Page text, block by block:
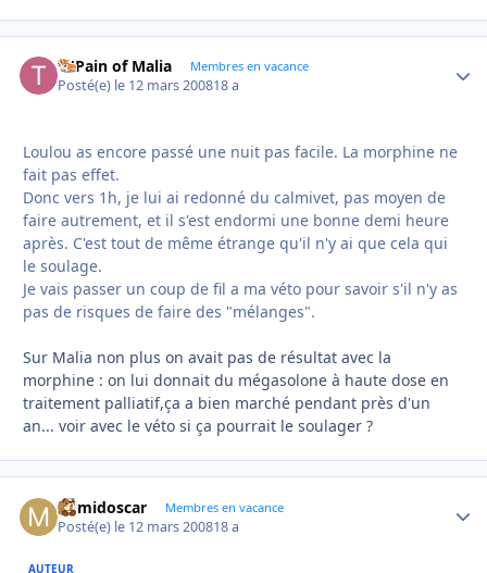
Ti'Pain of Malia Membres en vacance
Posté(e) le 12 mars 200818 a
Loulou as encore passé une nuit pas facile. La morphine ne
fait pas effet.
Donc vers 1h, je lui ai redonné du calmivet, pas moyen de
faire autrement, et il s'est endormi une bonne demi heure
après. C'est tout de même étrange qu'il n'y ai que cela qui
le soulage.
Je vais passer un coup de fil a ma véto pour savoir s'il n'y as
pas de risques de faire des "mélanges".
Sur Malia non plus on avait pas de résultat avec la
morphine : on lui donnait du mégasolone à haute dose en
traitement palliatif,ça a bien marché pendant près d'un
an... voir avec le véto si ça pourrait le soulager ?
mimidoscar Membres en vacance
Posté(e) le 12 mars 200818 a
AUTEUR